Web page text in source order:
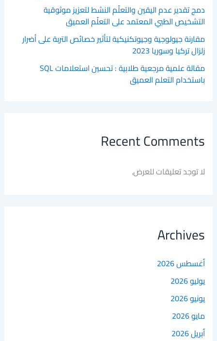
دمج تقدير عدم اليقين والتعلّم النشط لتعزيز موثوقية
التشخيص الطبي المعتمد على التعلّم العميق
مقارنة جيولوجية وجيوتكنيكية لتأثير خصائص التربة على أضرار
زلزال تركيا وسوريا 2023
مقالة علمية مرجعية طلابية : تحسين استعلامات SQL
باستخدام التعلم العميق
Recent Comments
لا توجد تعليقات للعرض.
Archives
أغسطس 2026
يوليو 2026
يونيو 2026
مايو 2026
أبريل 2026